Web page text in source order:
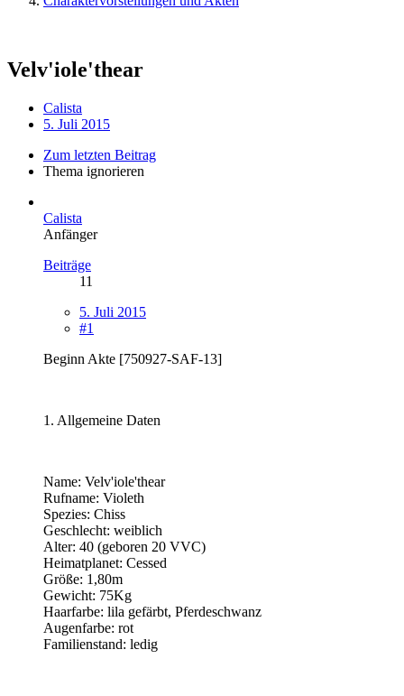
Velv'iole'thear
Calista
5. Juli 2015
Zum letzten Beitrag
Thema ignorieren
Calista
Anfänger
Beiträge
11
5. Juli 2015
#1
Beginn Akte [750927-SAF-13]
1. Allgemeine Daten
Name: Velv'iole'thear
Rufname: Violeth
Spezies: Chiss
Geschlecht: weiblich
Alter: 40 (geboren 20 VVC)
Heimatplanet: Cessed
Größe: 1,80m
Gewicht: 75Kg
Haarfarbe: lila gefärbt, Pferdeschwanz
Augenfarbe: rot
Familienstand: ledig